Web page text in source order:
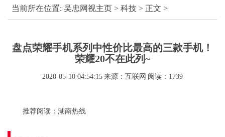
当前所在位置: 吴忠网视主页 > 科技 > 正文 >
盘点荣耀手机系列中性价比最高的三款手机！
荣耀20不在此列~
2020-05-10 04:54:15 来源：互联网 阅读：1739
推荐阅读： 湖南热线